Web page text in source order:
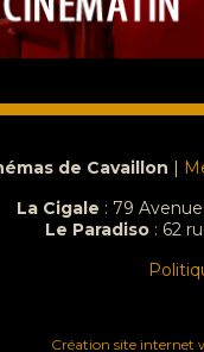
de Cavaillon |
La Cigale : 79
Le Paradiso : 62
Création site internet